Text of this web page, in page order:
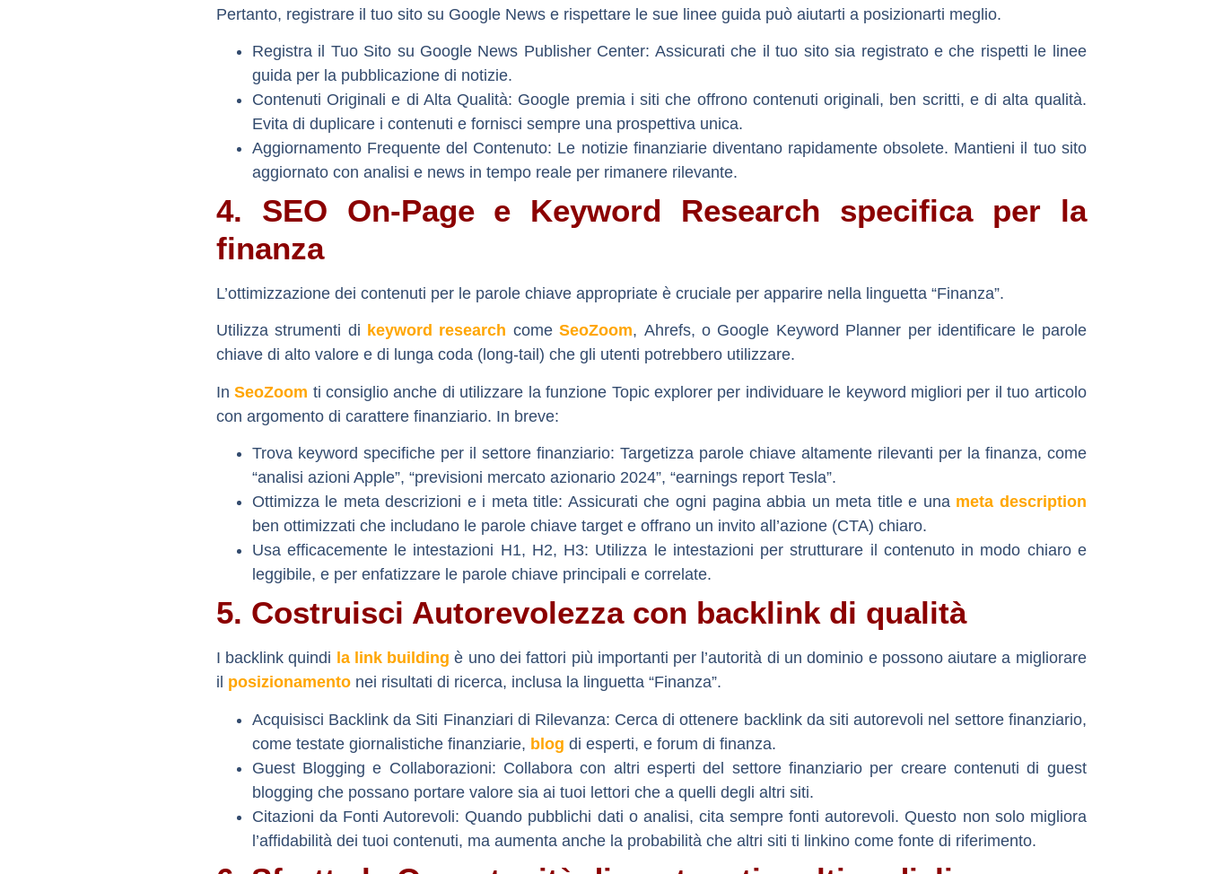
Pertanto, registrare il tuo sito su Google News e rispettare le sue linee guida può aiutarti a posizionarti meglio.
Registra il Tuo Sito su Google News Publisher Center: Assicurati che il tuo sito sia registrato e che rispetti le linee
guida per la pubblicazione di notizie.
Contenuti Originali e di Alta Qualità: Google premia i siti che offrono contenuti originali, ben scritti, e di alta qualità.
Evita di duplicare i contenuti e fornisci sempre una prospettiva unica.
Aggiornamento Frequente del Contenuto: Le notizie finanziarie diventano rapidamente obsolete. Mantieni il tuo sito
aggiornato con analisi e news in tempo reale per rimanere rilevante.
4. SEO On-Page e Keyword Research specifica per la
finanza
L’ottimizzazione dei contenuti per le parole chiave appropriate è cruciale per apparire nella linguetta “Finanza”.
Utilizza strumenti di keyword research comeSeoZoom, Ahrefs, o Google Keyword Planner per identificare le parole
chiave di alto valore e di lunga coda (long-tail) che gli utenti potrebbero utilizzare.
InSeoZoom ti consiglio anche di utilizzare la funzione Topic explorer per individuare le keyword migliori per il tuo articolo
con argomento di carattere finanziario. In breve:
Trova keyword specifiche per il settore finanziario: Targetizza parole chiave altamente rilevanti per la finanza, come
“analisi azioni Apple”, “previsioni mercato azionario 2024”, “earnings report Tesla”.
Ottimizza le meta descrizioni e i meta title: Assicurati che ogni pagina abbia un meta title e una meta description
ben ottimizzati che includano le parole chiave target e offrano un invito all’azione (CTA) chiaro.
Usa efficacemente le intestazioni H1, H2, H3: Utilizza le intestazioni per strutturare il contenuto in modo chiaro e
leggibile, e per enfatizzare le parole chiave principali e correlate.
5. Costruisci Autorevolezza con backlink di qualità
I backlink quindi la link building è uno dei fattori più importanti per l’autorità di un dominio e possono aiutare a migliorare
il posizionamentonei risultati di ricerca, inclusa la linguetta “Finanza”.
Acquisisci Backlink da Siti Finanziari di Rilevanza: Cerca di ottenere backlink da siti autorevoli nel settore finanziario,
come testate giornalistiche finanziarie, blog di esperti, e forum di finanza.
Guest Blogging e Collaborazioni: Collabora con altri esperti del settore finanziario per creare contenuti di guest
blogging che possano portare valore sia ai tuoi lettori che a quelli degli altri siti.
Citazioni da Fonti Autorevoli: Quando pubblichi dati o analisi, cita sempre fonti autorevoli. Questo non solo migliora
l’affidabilità dei tuoi contenuti, ma aumenta anche la probabilità che altri siti ti linkino come fonte di riferimento.